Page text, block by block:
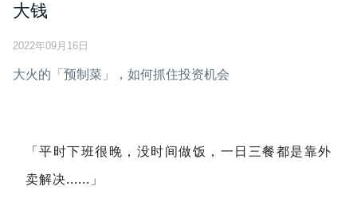
大钱
2022年09月16日
大火的「预制菜」，如何抓住投资机会
「平时下班很晚，没时间做饭，一日三餐都是靠外
卖解决......」